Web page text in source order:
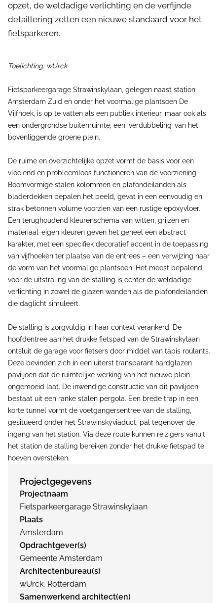
opzet, de weldadige verlichting en de verfijnde
detaillering zetten een nieuwe standaard voor het
fietsparkeren.
Toelichting: wUrck
Fietsparkeergarage Strawinskylaan, gelegen naast station
Amsterdam Zuid en onder het voormalige plantsoen De
Vijfhoek, is op te vatten als een publiek interieur, maar ook als
een ondergrondse buitenruimte, een ‘verdubbeling’ van het
bovenliggende groene plein.
De ruime en overzichtelijke opzet vormt de basis voor een
vloeiend en probleemloos functioneren van de voorziening.
Boomvormige stalen kolommen en plafondeilanden als
bladerdekken bepalen het beeld, gevat in een eenvoudig en
strak betonnen volume voorzien van een rustige epoxyvloer.
Een terughoudend kleurenschema van witten, grijzen en
materiaal-eigen kleuren geven het geheel een abstract
karakter, met een specifiek decoratief accent in de toepassing
van vijfhoeken ter plaatse van de entrees – een verwijzing naar
de vorm van het voormalige plantsoen. Het meest bepalend
voor de uitstraling van de stalling is echter de weldadige
verlichting in zowel de glazen wanden als de plafondeilanden
die daglicht simuleert.
De stalling is zorgvuldig in haar context verankerd. De
hoofdentree aan het drukke fietspad van de Strawinskylaan
ontsluit de garage voor fietsers door middel van tapis roulants.
Deze bevinden zich in een uiterst transparant hardglazen
paviljoen dat de ruimtelijke werking van het nieuwe plein
ongemoeid laat. De inwendige constructie van dit paviljoen
bestaat uit een ranke stalen pergola. Een brede trap in een
korte tunnel vormt de voetgangersentree van de stalling,
gesitueerd onder het Strawinskyviaduct, pal tegenover de
ingang van het station. Via deze route kunnen reizigers vanuit
het station de stalling bereiken zonder het drukke fietspad te
hoeven oversteken.
Projectgegevens
Projectnaam
Fietsparkeergarage Strawinskylaan
Plaats
Amsterdam
Opdrachtgever(s)
Gemeente Amsterdam
Architectenbureau(s)
wUrck, Rotterdam
Samenwerkend architect(en)